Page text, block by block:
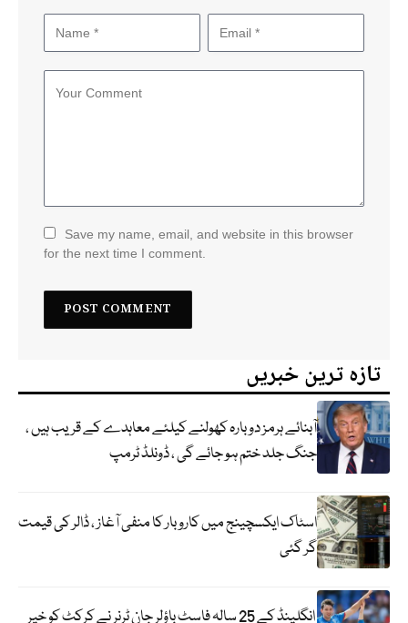
Save my name, email, and website in this browser
for the next time I comment.
تازہ ترین خبریں
آبنائے ہرمز دوبارہ کھولنے کیلئے معاہدے کے قریب ہیں ،
جنگ جلد ختم ہو جائے گی ، ڈونلڈ ٹرمپ
اسٹاک ایکسچینج میں کاروبار کا منفی آغاز ، ڈالر کی قیمت
گر گئی
انگلینڈ کے 25 سالہ فاسٹ باؤلر جان ٹرنر نے کرکٹ کو خیر